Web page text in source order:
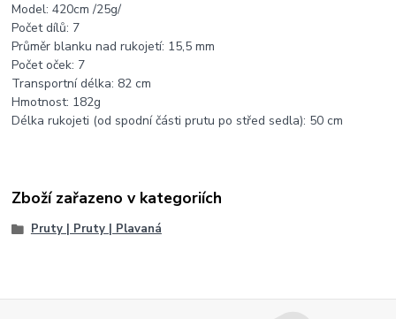
Model: 420cm /25g/
Počet dílů: 7
Průměr blanku nad rukojetí: 15,5 mm
Počet oček: 7
Transportní délka: 82 cm
Hmotnost: 182g
Délka rukojeti (od spodní části prutu po střed sedla): 50 cm
Zboží zařazeno v kategoriích
Pruty | Pruty | Plavaná